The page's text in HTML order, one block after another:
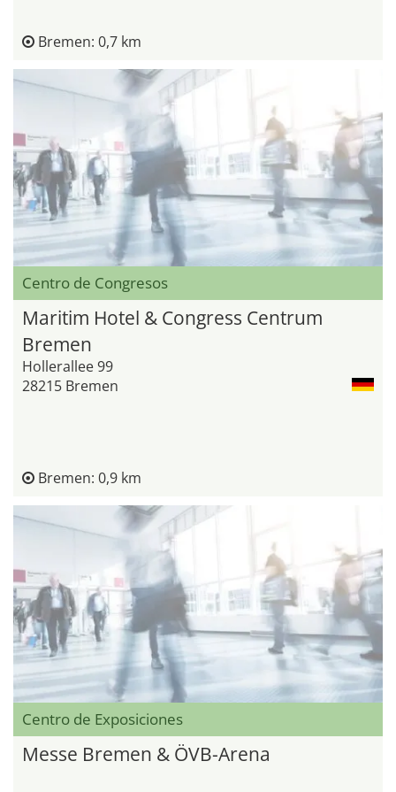
Bremen: 0,7 km
Centro de Congresos
Maritim Hotel & Congress Centrum
Bremen
Hollerallee 99
28215 Bremen
Bremen: 0,9 km
Centro de Exposiciones
Messe Bremen & ÖVB-Arena